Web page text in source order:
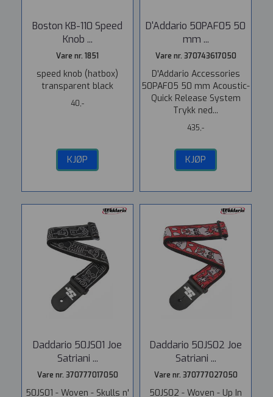
Boston KB-110 Speed
Knob ...
Vare nr. 1851
speed knob (hatbox)
transparent black
40,-
KJØP
D'Addario 50PAF05 50
mm ...
Vare nr. 370743617050
D'Addario Accessories
50PAF05 50 mm Acoustic-
Quick Release System
Trykk ned...
435,-
KJØP
Daddario 50JS01 Joe
Satriani ...
Vare nr. 370777017050
50JS01 - Woven - Skulls n'
Daddario 50JS02 Joe
Satriani ...
Vare nr. 370777027050
50JS02 - Woven - Up In